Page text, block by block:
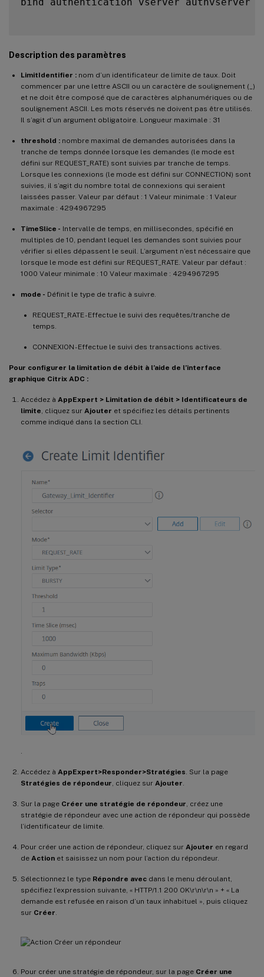
Description des paramètres
LimitIdentifier : nom d’un identificateur de limite de taux. Doit
commencer par une lettre ASCII ou un caractère de soulignement (_)
et ne doit être composé que de caractères alphanumériques ou de
soulignement ASCII. Les mots réservés ne doivent pas être utilisés.
Il s’agit d’un argument obligatoire. Longueur maximale : 31
threshold : nombre maximal de demandes autorisées dans la
tranche de temps donnée lorsque les demandes (le mode est
défini sur REQUEST_RATE) sont suivies par tranche de temps.
Lorsque les connexions (le mode est défini sur CONNECTION) sont
suivies, il s’agit du nombre total de connexions qui seraient
laissées passer. Valeur par défaut : 1 Valeur minimale : 1 Valeur
maximale : 4294967295
TimeSlice - Intervalle de temps, en millisecondes, spécifié en
multiples de 10, pendant lequel les demandes sont suivies pour
vérifier si elles dépassent le seuil. L’argument n’est nécessaire que
lorsque le mode est défini sur REQUEST_RATE. Valeur par défaut :
1000 Valeur minimale : 10 Valeur maximale : 4294967295
mode - Définit le type de trafic à suivre.
REQUEST_RATE - Effectue le suivi des requêtes/tranche de
temps.
CONNEXION - Effectue le suivi des transactions actives.
Pour configurer la limitation de débit à l’aide de l’interface
graphique Citrix ADC :
Accédez à AppExpert > Limitation de débit > Identificateurs de
limite , cliquez sur Ajouter et spécifiez les détails pertinents
comme indiqué dans la section CLI.
.
Accédez à AppExpert>Responder>Stratégies. Sur la page
Stratégies de répondeur, cliquez sur Ajouter.
Sur la page Créer une stratégie de répondeur, créez une
stratégie de répondeur avec une action de répondeur qui possède
l’identificateur de limite.
Pour créer une action de répondeur, cliquez sur Ajouter en regard
de Action et saisissez un nom pour l’action du répondeur.
Sélectionnez le type Répondre avec dans le menu déroulant,
spécifiez l’expression suivante, « HTTP/1.1 200 OK\r\n\r\n » + « La
demande est refusée en raison d’un taux inhabituel », puis cliquez
sur Créer.
Pour créer une stratégie de répondeur, sur la page Créer une